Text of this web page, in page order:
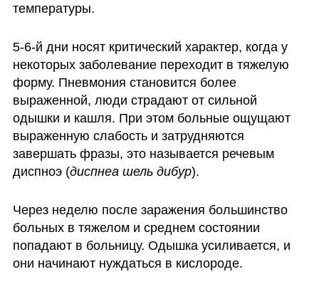
температуры.
5-6-й дни носят критический характер, когда у
некоторых заболевание переходит в тяжелую
форму. Пневмония становится более
выраженной, люди страдают от сильной
одышки и кашля. При этом больные ощущают
выраженную слабость и затрудняются
завершать фразы, это называется речевым
диспноэ (диспнеа шель дибур).
Через неделю после заражения большинство
больных в тяжелом и среднем состоянии
попадают в больницу. Одышка усиливается, и
они начинают нуждаться в кислороде.